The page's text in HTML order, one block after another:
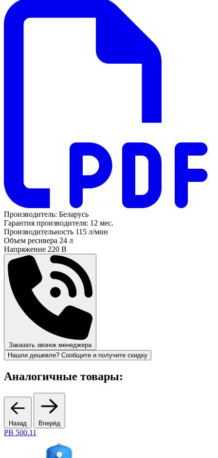
Производитель: Беларусь
Гарантия производителя: 12 мес.
Производительность 115 л/мин
Объем ресивера 24 л
Напряжение 220 В
Заказать звонок менеджера
Нашли дешевле? Сообщите и получите скидку
Аналогичные товары:
Назад Вперёд
PB 500.11